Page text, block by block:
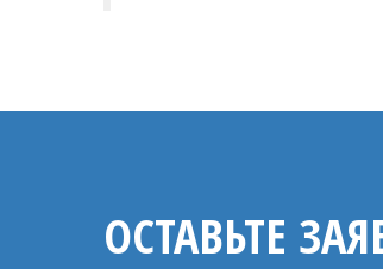
ОСТАВЬТЕ